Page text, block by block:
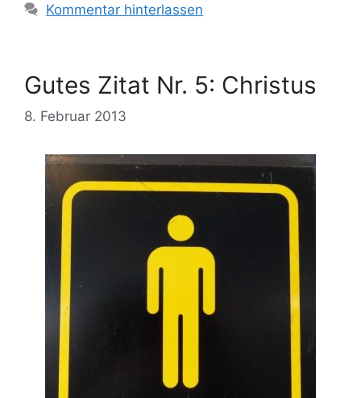
Kommentar hinterlassen
Gutes Zitat Nr. 5: Christus
8. Februar 2013